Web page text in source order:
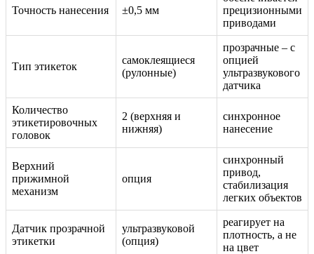
Точность нанесения ±0,5 мм
прецизионными
приводами
Тип этикеток
самоклеящиеся
(рулонные)
прозрачные – с
опцией
ультразвукового
датчика
Количество
этикетировочных
головок
2 (верхняя и
нижняя)
синхронное
нанесение
Верхний
прижимной
механизм
опция
синхронный
привод,
стабилизация
легких объектов
Датчик прозрачной
этикетки
ультразвуковой
(опция)
реагирует на
плотность, а не
на цвет